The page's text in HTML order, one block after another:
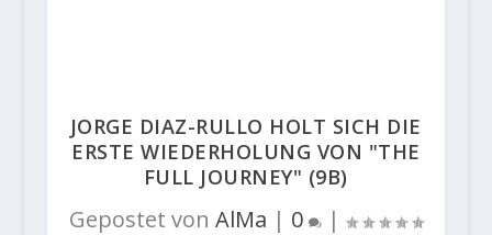
JORGE DIAZ-RULLO HOLT SICH DIE
ERSTE WIEDERHOLUNG VON "THE
FULL JOURNEY" (9B)
Gepostet von AlMa | 0 |